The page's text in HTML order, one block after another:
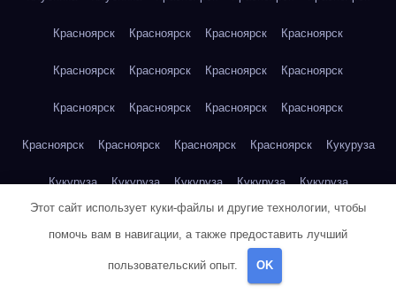
Красноярск Красноярск Красноярск Красноярск
Красноярск Красноярск Красноярск Красноярск
Красноярск Красноярск Красноярск Красноярск
Красноярск Красноярск Красноярск Красноярск Кукуруза
Кукуруза Кукуруза Кукуруза Кукуруза Кукуруза
Этот сайт использует куки-файлы и другие технологии, чтобы
помочь вам в навигации, а также предоставить лучший
пользовательский опыт. OK